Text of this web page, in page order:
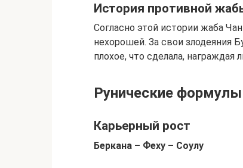
История противной
Согласно этой истории жаба
нехорошей. За свои злодеяния
плохое, что сделала, награждая
Рунические формулы
Карьерный рост
Беркана – Феху – Соулу